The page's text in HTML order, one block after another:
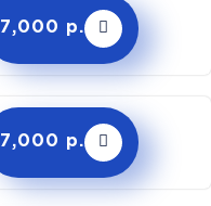
7,000 р.
7,000 р.